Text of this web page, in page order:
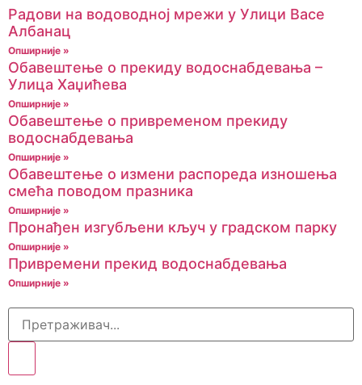
Радови на водоводној мрежи у Улици Васе
Албанац
Опширније »
Обавештење о прекиду водоснабдевања –
Улица Хаџићева
Опширније »
Обавештење о привременом прекиду
водоснабдевања
Опширније »
Обавештење о измени распореда изношења
смећа поводом празника
Опширније »
Пронађен изгубљени кључ у градском парку
Опширније »
Привремени прекид водоснабдевања
Опширније »